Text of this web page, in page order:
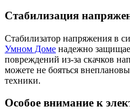
Стабилизация
Стабилизатор напряжения в
Умном Доме надежно
повреждений из-за скачков
можете не бояться
техники.
Особое внимание к